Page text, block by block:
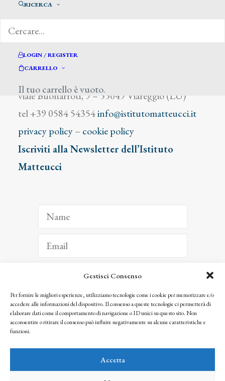
Gestisci Consenso
Per fornire le migliori esperienze, utilizziamo tecnologie come i cookie per memorizzare e/o
accedere alle informazioni del dispositivo. Il consenso a queste tecnologie ci permetterà di
elaborare dati come il comportamento di navigazione o ID unici su questo sito. Non
acconsentire o ritirare il consenso può influire negativamente su alcune caratteristiche e
funzioni.
Accetta
RICERCA
LOGIN / REGISTER
CARRELLO
Il tuo carrello è vuoto.
viale Buonarroti, 9 – 55049 Viareggio (LU)
tel +39 0584 54354info@istitutomatteucci.it
privacy policy– cookie policy
Iscriviti alla Newsletter dell’Istituto
Matteucci
ISCRIVITI
Facendo clic per iscriverti, riconosci che le tue informazioni saranno trattate
seguendo la nostra Privacy Policy
© 2025 Istituto Matteucci. All right reserved
l’autorizzazione scritta dei proprietari dei diritti e dell’Istituto Matteucci